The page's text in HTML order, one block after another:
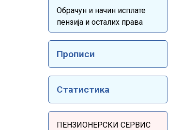
Обрачун и начин исплате
пензија и осталих права
Прописи
Статистика
ПЕНЗИОНЕРСКИ СЕРВИС